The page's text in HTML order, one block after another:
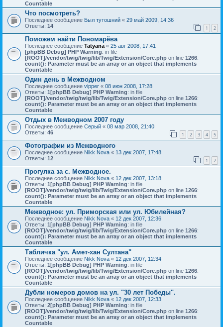
Countable
Что посмотреть?
Последнее сообщение Был тутошний « 29 май 2009, 14:36
Ответы: 14 1 2
Поможем найти Пономарёва
Последнее сообщение Tatyana « 25 авг 2008, 17:41
[phpBB Debug] PHP Warning: in file
[ROOT]/vendor/twig/twig/lib/Twig/Extension/Core.php on line 1266:
count(): Parameter must be an array or an object that implements
Countable
Один день в Межводном
Последнее сообщение vipper « 08 июн 2008, 17:28
Ответы: 1[phpBB Debug] PHP Warning: in file
[ROOT]/vendor/twig/twig/lib/Twig/Extension/Core.php on line 1266:
count(): Parameter must be an array or an object that implements
Countable
Отдых в Межводном 2007 году
Последнее сообщение Серый « 08 мар 2008, 21:40
Ответы: 46 1 2 3 4 5
Фотографии из Межводного
Последнее сообщение Nikk Nova « 13 дек 2007, 17:48
Ответы: 12 1 2
Прогулка за с. Межводное.
Последнее сообщение Nikk Nova « 12 дек 2007, 13:18
Ответы: 1 [phpBB Debug] PHP Warning: in file
[ROOT]/vendor/twig/twig/lib/Twig/Extension/Core.php on line 1266:
count(): Parameter must be an array or an object that implements
Countable
Межводное: ул. Приморская или ул. Юбилейная?
Последнее сообщение Nikk Nova « 12 дек 2007, 12:36
Ответы: 1 [phpBB Debug] PHP Warning: in file
[ROOT]/vendor/twig/twig/lib/Twig/Extension/Core.php on line 1266:
count(): Parameter must be an array or an object that implements
Countable
Табличка "ул. Амет-хан Султана"
Последнее сообщение Nikk Nova « 12 дек 2007, 12:34
Ответы: 1 [phpBB Debug] PHP Warning: in file
[ROOT]/vendor/twig/twig/lib/Twig/Extension/Core.php on line 1266:
count(): Parameter must be an array or an object that implements
Countable
Дубли номеров домов на ул. "30 лет Победы".
Последнее сообщение Nikk Nova « 12 дек 2007, 12:33
Ответы: 2[phpBB Debug] PHP Warning: in file
[ROOT]/vendor/twig/twig/lib/Twig/Extension/Core.php on line 1266:
count(): Parameter must be an array or an object that implements
Countable